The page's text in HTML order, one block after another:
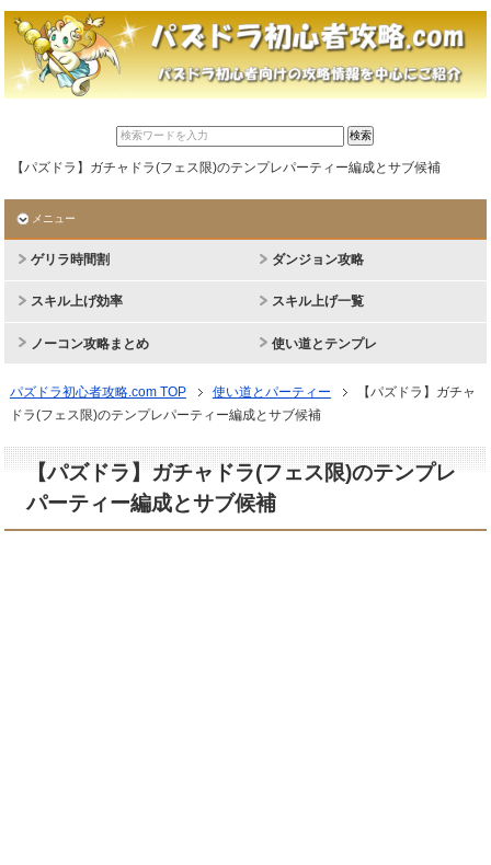
【パズドラ】ガチャドラ(フェス限)のテンプレパーティー編成とサブ候補
メニュー
ゲリラ時間割 ダンジョン攻略
スキル上げ効率 スキル上げ一覧
ノーコン攻略まとめ 使い道とテンプレ
パズドラ初心者攻略.com TOP 使い道とパーティー
【パズドラ】ガチャ
ドラ(フェス限)のテンプレパーティー編成とサブ候補
【パズドラ】ガチャドラ(フェス限)のテンプレ
パーティー編成とサブ候補